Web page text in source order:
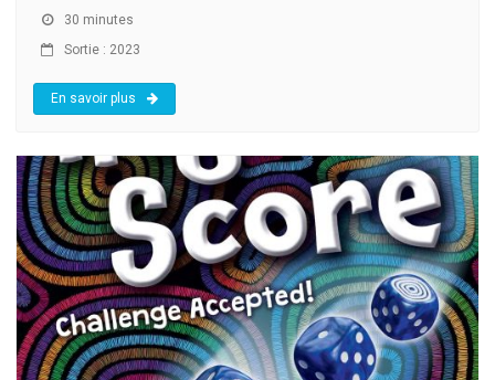
30 minutes
Sortie : 2023
En savoir plus